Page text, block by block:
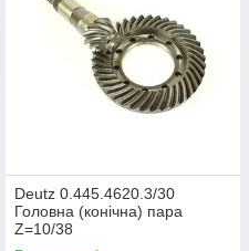
Deutz 0.445.4620.3/30
Головна (конічна) пара
Z=10/38